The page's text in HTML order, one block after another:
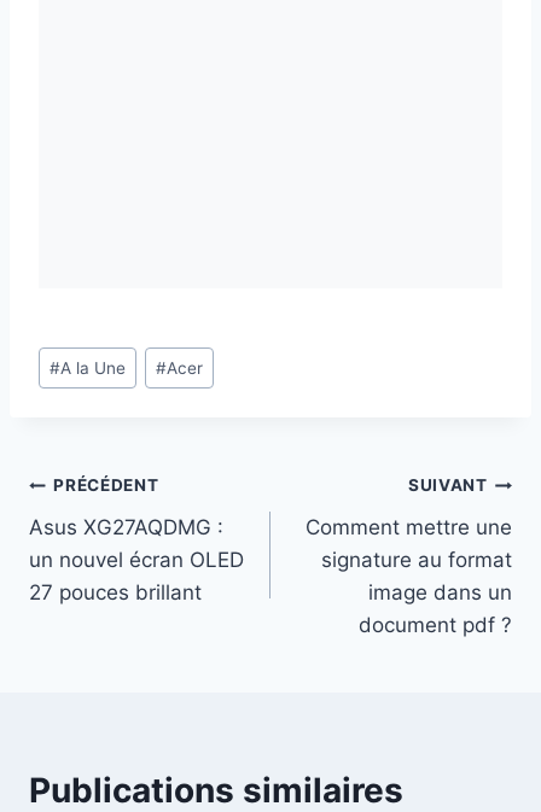
Étiquettes
de
#A la Une #Acer
Navigation
de
l’article
PRÉCÉDENT
Asus XG27AQDMG :
un nouvel écran OLED
27 pouces brillant
SUIVANT
Comment mettre une
signature au format
image dans un
document pdf ?
Publications similaires